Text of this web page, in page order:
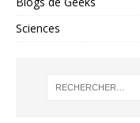
Sciences